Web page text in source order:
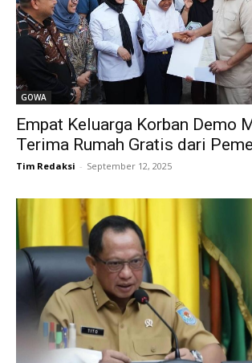
GOWA
Empat Keluarga Korban Demo
Terima Rumah Gratis dari
Tim Redaksi - September 12, 2025